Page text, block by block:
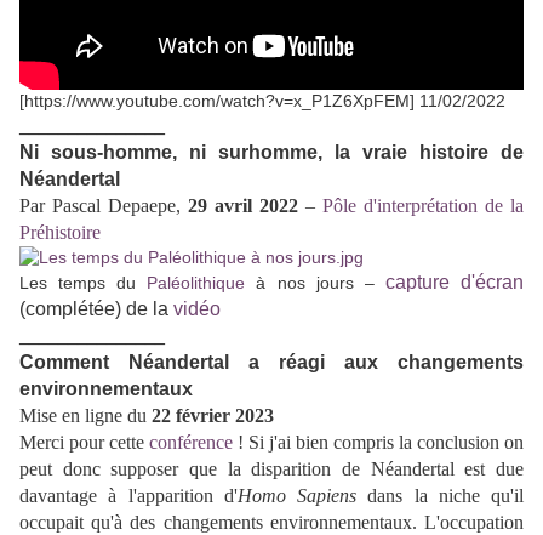
[https://www.youtube.com/watch?v=x_P1Z6XpFEM] 11/02/2022
Ni sous-homme, ni surhomme, la vraie histoire de
Néandertal
Par Pascal Depaepe, 29 avril 2022 – Pôle d'interprétation de la
Préhistoire
Les temps du Paléolithique à nos jours – capture d'écran
(complétée) de la vidéo
Comment Néandertal a réagi aux changements
environnementaux
Mise en ligne du 22 février 2023
Merci pour cette conférence ! Si j'ai bien compris la conclusion on
peut donc supposer que la disparition de Néandertal est due
davantage à l'apparition d'Homo Sapiens dans la niche qu'il
occupait qu'à des changements environnementaux. L'occupation